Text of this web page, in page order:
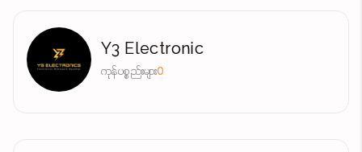
Y3 Electronic
ကုန်ပစ္စည်းများ0